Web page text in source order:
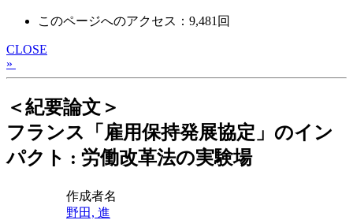
このページへのアクセス：9,481回
CLOSE
»
＜紀要論文＞
フランス「雇用保持発展協定」のイン
パクト : 労働改革法の実験場
作成者名
野田, 進